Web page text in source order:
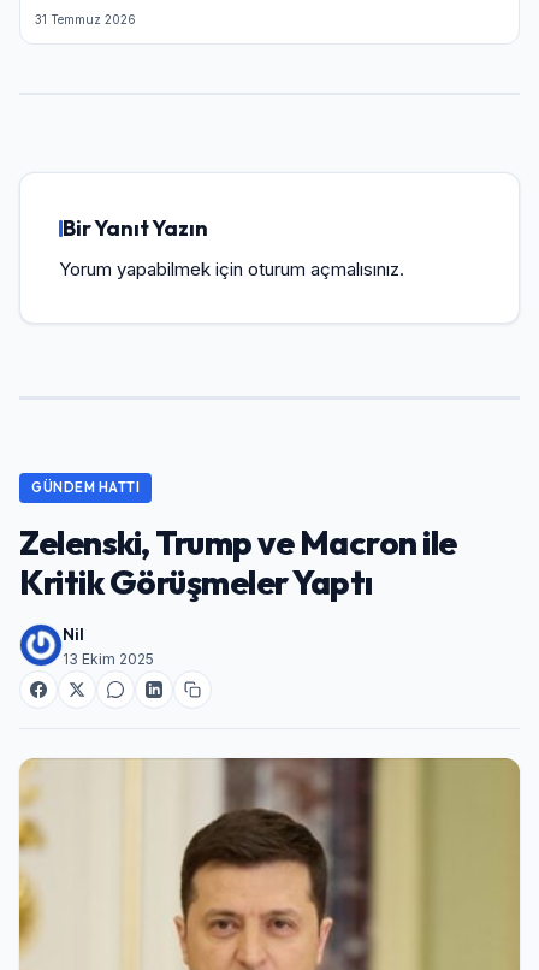
31 Temmuz 2026
Bir Yanıt Yazın
Yorum yapabilmek için oturum açmalısınız.
GÜNDEM HATTI
Zelenski, Trump ve Macron ile
Kritik Görüşmeler Yaptı
Nil
13 Ekim 2025